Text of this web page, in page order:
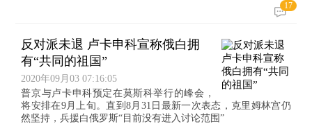
17
反对派未退 卢卡申科宣称俄白拥
有“共同的祖国”
2020年09月03 07:16:05
普京与卢卡申科预定在莫斯科举行的峰会，
将安排在9月上旬。直到8月31日最新一次表态，克里姆林宫仍
然坚持，兵援白俄罗斯“目前没有进入讨论范围”